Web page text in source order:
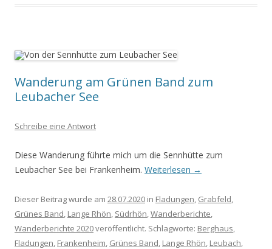
Wanderung am Grünen Band zum
Leubacher See
Schreibe eine Antwort
Diese Wanderung führte mich um die Sennhütte zum
Leubacher See bei Frankenheim. Weiterlesen →
Dieser Beitrag wurde am 28.07.2020 in Fladungen, Grabfeld,
Grünes Band, Lange Rhön, Südrhön,Wanderberichte,
Wanderberichte 2020veröffentlicht. Schlagworte: Berghaus,
Fladungen, Frankenheim, Grünes Band, Lange Rhön, Leubach,